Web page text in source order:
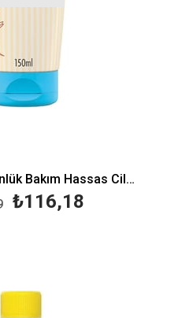
Aveeno Baby Günlük Bakım Hassas Ciltler için Nemlendirici Losyon 150ml
₺116,18